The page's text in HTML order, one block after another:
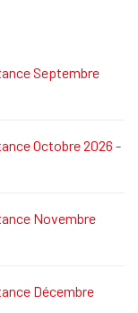
Septembre
Octobre 2026 -
Novembre
Décembre